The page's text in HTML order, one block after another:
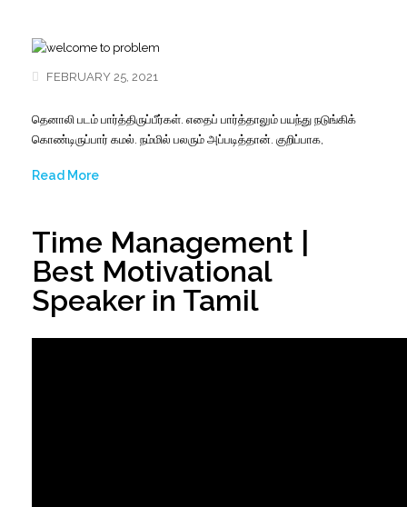
FEBRUARY 25, 2021
தெனாலி படம் பார்த்திருப்பீர்கள். எதைப் பார்த்தாலும் பயந்து நடுங்கிக்
கொண்டிருப்பார் கமல். நம்மில் பலரும் அப்படித்தான். குறிப்பாக,
Read More
Time Management |
Best Motivational
Speaker in Tamil